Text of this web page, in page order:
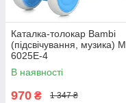
Каталка-толокар Bambi
(підсвічування, музика) M
6025E-4
В наявності
970 ₴ 1 347 ₴